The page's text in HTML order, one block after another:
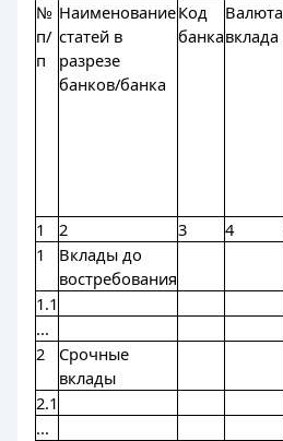
№
п/
п
Наименование
статей в
разрезе
банков/банка
Код
банка
Валюта
вклада
1 2 3 4
1
Вклады до
востребования
1.1
...
2
Срочные
вклады
2.1
...